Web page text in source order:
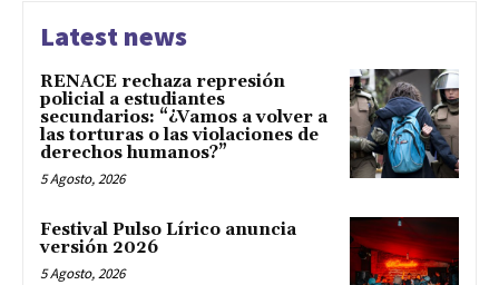
Latest news
RENACE rechaza represión
policial a estudiantes
secundarios: “¿Vamos a volver a
las torturas o las violaciones de
derechos humanos?”
5 Agosto, 2026
Festival Pulso Lírico anuncia
versión 2026
5 Agosto, 2026